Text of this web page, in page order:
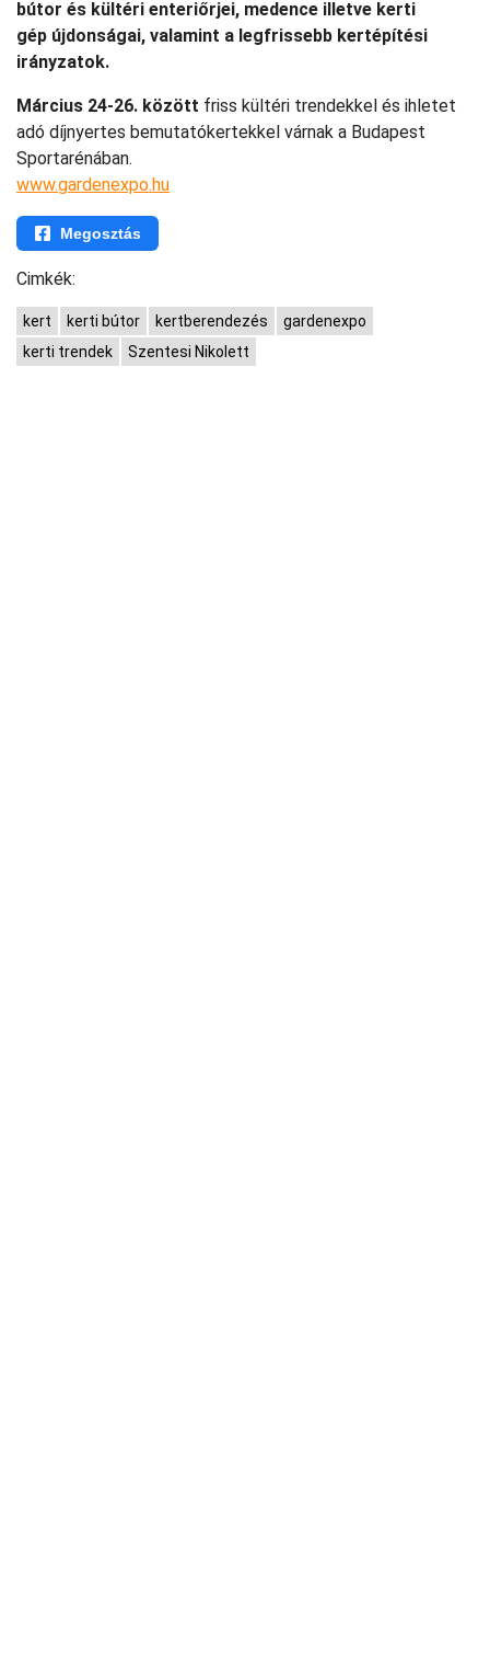
bútor és kültéri enteriőrjei, medence illetve kerti
gép újdonságai, valamint a legfrissebb kertépítési
irányzatok.
Március 24-26. között friss kültéri trendekkel és ihletet
adó díjnyertes bemutatókertekkel várnak a Budapest
Sportarénában.
www.gardenexpo.hu
Megosztás
Cimkék:
kert kerti bútor kertberendezés
gardenexpo
kerti trendek
Szentesi Nikolett